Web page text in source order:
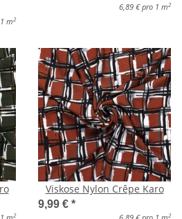
m2
6,89 € pro 1 m 2
2
Viskose Nylon Crêpe Karo
9,99 € *
2